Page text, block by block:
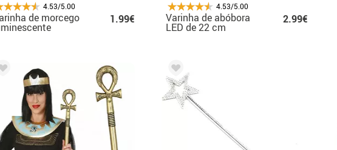
4.53/5.00
de morcego 1.99€
4.53/5.00
Varinha de abóbora
LED de 22 cm
2.99€